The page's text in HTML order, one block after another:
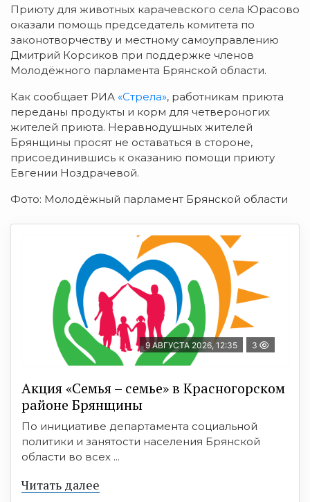
Приюту для животных карачевского села Юрасово
оказали помощь председатель комитета по
законотворчеству и местному самоуправлению
Дмитрий Корсиков при поддержке членов
Молодёжного парламента Брянской области.
Как сообщает РИА «Стрела», работникам приюта
переданы продукты и корм для четвероногих
жителей приюта. Неравнодушных жителей
Брянщины просят не оставаться в стороне,
присоединившись к оказанию помощи приюту
Евгении Ноздрачевой.
Фото: Молодёжный парламент Брянской области
9 АВГУСТА 2026, 12:35 3
Акция «Семья – семье» в Красногорском
районе Брянщины
По инициативе департамента социальной
политики и занятости населения Брянской
области во всех ...
Читать далее